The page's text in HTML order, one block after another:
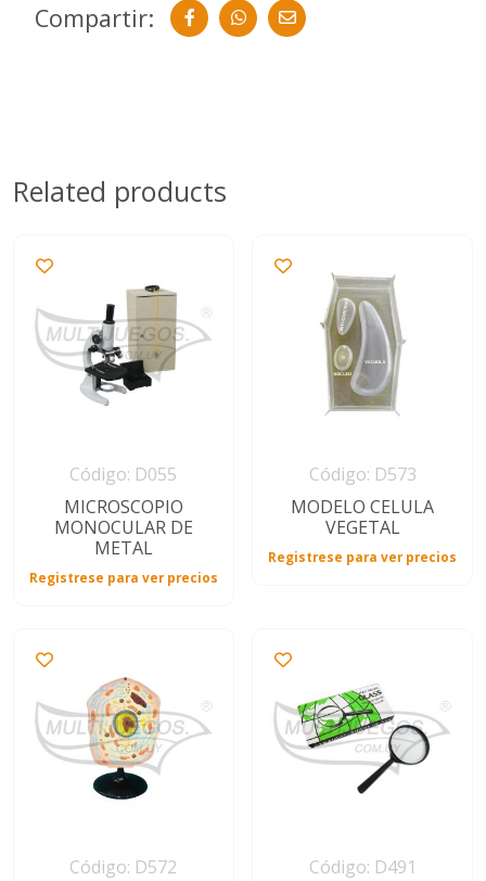
Compartir:
Related products
Código: D055
MICROSCOPIO
MONOCULAR DE
METAL
Registrese para ver precios
Código: D573
MODELO CELULA
VEGETAL
Registrese para ver precios
Código: D572
Código: D491